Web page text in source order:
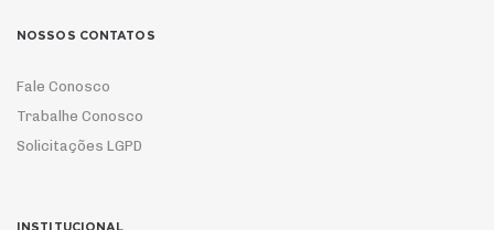
NOSSOS CONTATOS
Fale Conosco
Trabalhe Conosco
Solicitações LGPD
INSTITUCIONAL